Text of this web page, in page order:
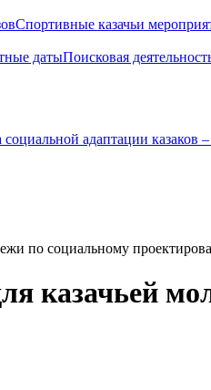
Спортивные казачьи
датыПоисковая
адаптации казаков
по социальному
казачьей